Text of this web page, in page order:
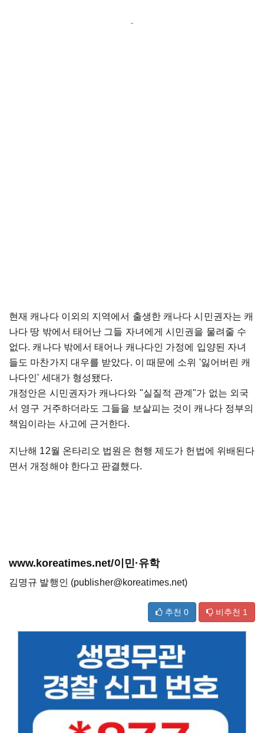
현재 캐나다 이외의 지역에서 출생한 캐나다 시민권자는 캐
나다 땅 밖에서 태어난 그들 자녀에게 시민권을 물려줄 수
없다. 캐나다 밖에서 태어나 캐나다인 가정에 입양된 자녀
들도 마찬가지 대우를 받았다. 이 때문에 소위 '잃어버린 캐
나다인' 세대가 형성됐다.
개정안은 시민권자가 캐나다와 "실질적 관계"가 없는 외국
서 영구 거주하더라도 그들을 보살피는 것이 캐나다 정부의
책임이라는 사고에 근거한다.
지난해 12월 온타리오 법원은 현행 제도가 헌법에 위배된다
면서 개정해야 한다고 판결했다.
www.koreatimes.net/이민·유학
김명규 발행인 (publisher@koreatimes.net)
추천 0 비추천 1